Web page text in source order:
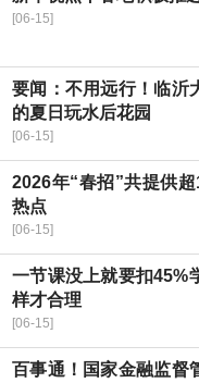
[06-15]
要闻：不用远行！临沂
的夏日玩水后花园
[06-15]
2026年“春招”共提供
热点
[06-15]
一节课没上就要扣45%
样才合理
[06-15]
百事通！国家金融监督